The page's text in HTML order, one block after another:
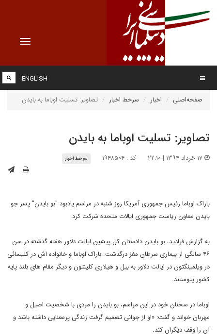
Toggle
ENGLISH
صفحه‌اصلی اخبار سرخط اخبار تصاویر: تسلیت اوباما به بایدن
تصاویر: تسلیت اوباما به بایدن
کد : ۱۹۴۸۵۰۴ سرخط اخبار
باراک اوباما رئیس جمهوری آمریکا روز شنبه در مراسم یادبود "بو بایدن" پسر جو
بایدن معاون ریاست جمهوری ایالات متحده شرکت کرد.
به گزارش فرادید، بو بایدن دادستان کل پیشین ایالت دلاور هفته گذشته در سن
۴۶ سالگی از بیماری سرطان مغز درگذشت. باراک اوباما و خانواده اش در کلیسائی
در ویلمینگتون در ایالت دلاور به بیل و هیلاری کلینتون و دیگر مقام های بلند پایه
کشور پیوستند.
اوباما در سخنان خود در این مراسم، بو بایدن را مردی با شخصیت اصیل و
مهربان خواند و گفت: «او از جوانی تصمیم گرفت زندگی پرمعنایی داشته باشد و
آن را وقف دیگران کند.